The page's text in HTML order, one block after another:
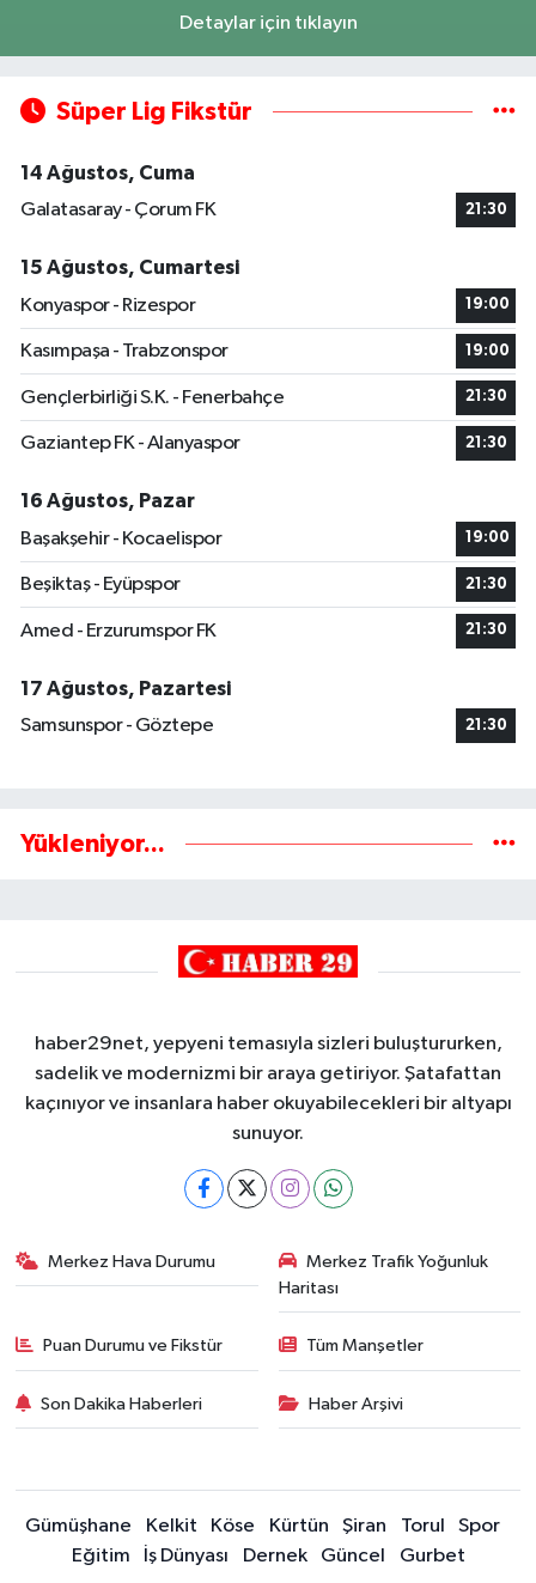
Detaylar için tıklayın
Süper Lig Fikstür
14 Ağustos, Cuma
Galatasaray - Çorum FK
21:30
15 Ağustos, Cumartesi
Konyaspor - Rizespor
19:00
Kasımpaşa - Trabzonspor 19:00
Gençlerbirliği S.K. - Fenerbahçe 21:30
Gaziantep FK - Alanyaspor 21:30
16 Ağustos, Pazar
Başakşehir - Kocaelispor
19:00
Beşiktaş - Eyüpspor 21:30
Amed - Erzurumspor FK 21:30
17 Ağustos, Pazartesi
Samsunspor - Göztepe
21:30
Yükleniyor...
haber29net, yepyeni temasıyla sizleri buluştururken,
sadelik ve modernizmi bir araya getiriyor. Şatafattan
kaçınıyor ve insanlara haber okuyabilecekleri bir altyapı
sunuyor.
Merkez Hava Durumu
Merkez Trafik Yoğunluk
Haritası
Puan Durumu ve Fikstür Tüm Manşetler
Son Dakika Haberleri Haber Arşivi
Gümüşhane Kelkit Köse Kürtün Şiran Torul
Spor
Eğitim
İş Dünyası Dernek Güncel Gurbet